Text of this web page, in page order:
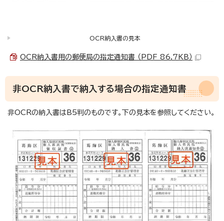
OCR納入書の見本
OCR納入書用の郵便局の指定通知書 （PDF 86.7KB）
非OCR納入書で納入する場合の指定通知書
非OCRの納入書はB5判のものです。下の見本を参照してください。